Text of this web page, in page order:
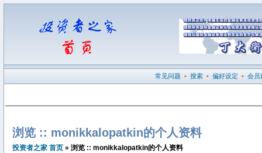
常见问题 • 搜索 • 偏好设定 • 会员
浏览 :: monikkalopatkin的个人资料
投资者之家 首页 » 浏览 :: monikkalopatkin的个人资料